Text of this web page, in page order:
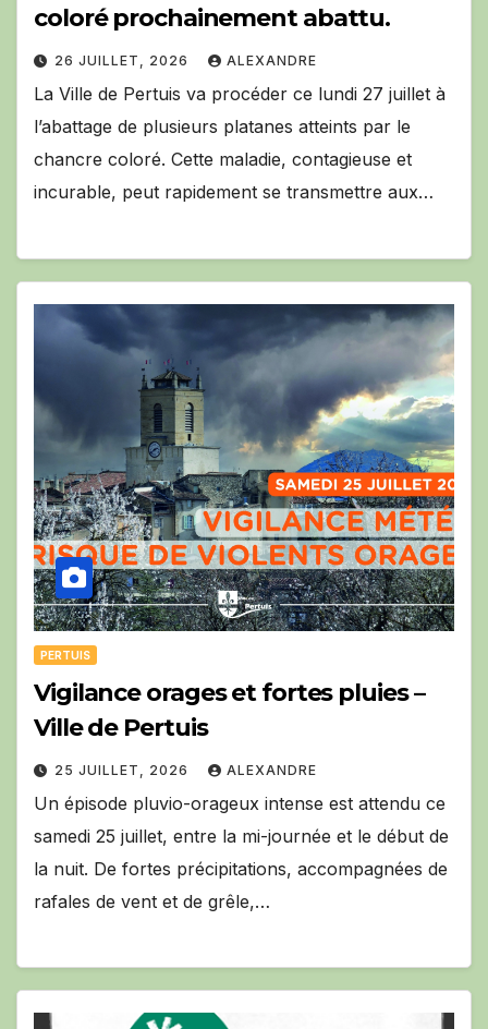
coloré prochainement abattu.
26 JUILLET, 2026 ALEXANDRE
La Ville de Pertuis va procéder ce lundi 27 juillet à
l’abattage de plusieurs platanes atteints par le
chancre coloré. Cette maladie, contagieuse et
incurable, peut rapidement se transmettre aux…
PERTUIS
Vigilance orages et fortes pluies –
Ville de Pertuis
25 JUILLET, 2026 ALEXANDRE
Un épisode pluvio-orageux intense est attendu ce
samedi 25 juillet, entre la mi-journée et le début de
la nuit. De fortes précipitations, accompagnées de
rafales de vent et de grêle,…